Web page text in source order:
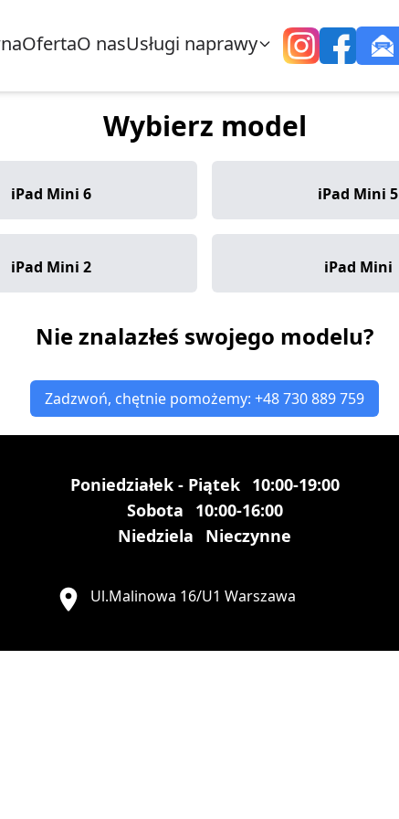
OfertaO nasUsługi naprawy
Wybierz model
iPad Mini 6 iPad Mini 5
iPad Mini 2 iPad Mini
Nie znalazłeś swojego modelu?
Zadzwoń, chętnie pomożemy: +48 730 889 759
Poniedziałek - Piątek 10:00-19:00
Sobota
10:00-16:00
Niedziela
Nieczynne
Ul.Malinowa 16/U1 Warszawa